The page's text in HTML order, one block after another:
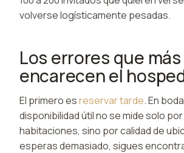
volverse logísticamente pesadas.
Los errores que más
encarecen el
El primero esreservar tarde. En
disponibilidad útil no se mide solo
habitaciones, sino por calidad de
esperas demasiado, sigues